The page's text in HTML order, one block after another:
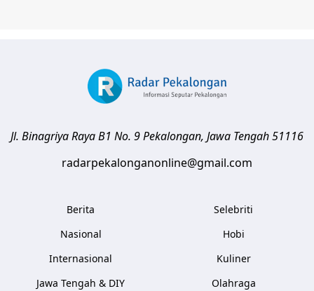
Jl. Binagriya Raya B1 No. 9Pekalongan, Jawa Tengah51116
radarpekalonganonline@gmail.com
Berita
Nasional
Internasional
Jawa Tengah & DIY
Selebriti
Hobi
Kuliner
Olahraga